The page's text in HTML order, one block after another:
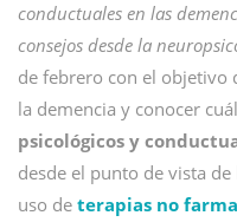
conductuales en las
consejos desde la
de febrero con el objetivo
la demencia y conocer
psicológicos y
desde el punto de vista
uso de terapias no